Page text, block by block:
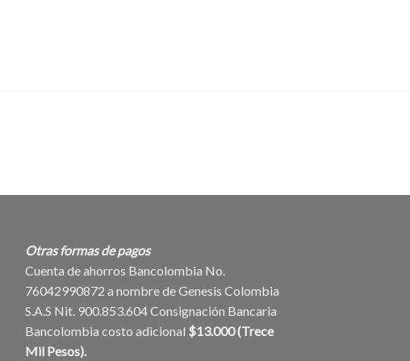
Otras formas de pagos
Cuenta de ahorros Bancolombia No.
76042990872 a nombre de Genesis Colombia
S.A.S Nit. 900.853.604 Consignación Bancaria
Bancolombia costo adicional $13.000 (Trece
Mil Pesos).